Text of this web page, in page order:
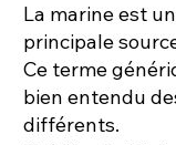
La marine est
principale
Ce terme
bien entendu
différents.